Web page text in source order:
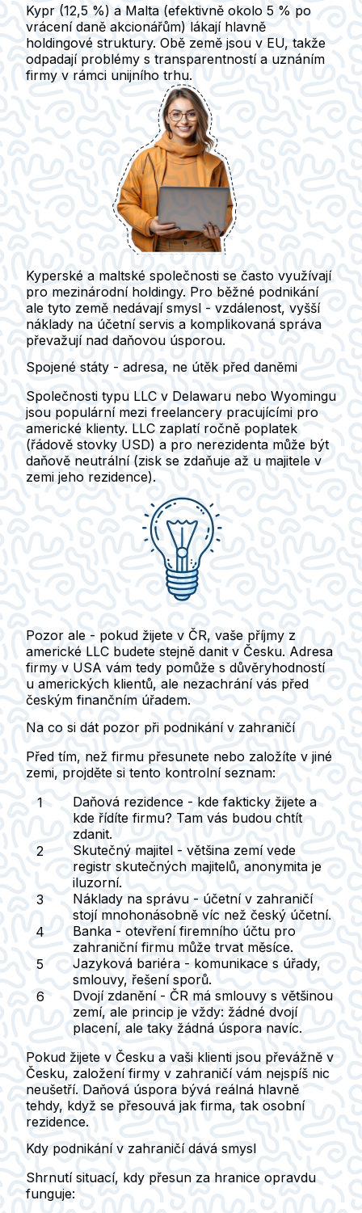
Kypr (12,5 %) a Malta (efektivně okolo 5 % po
vrácení daně akcionářům) lákají hlavně
holdingové struktury. Obě země jsou v EU, takže
odpadají problémy s transparentností a uznáním
firmy v rámci unijního trhu.
Kyperské a maltské společnosti se často využívají
pro mezinárodní holdingy. Pro běžné podnikání
ale tyto země nedávají smysl - vzdálenost, vyšší
náklady na účetní servis a komplikovaná správa
převažují nad daňovou úsporou.
Spojené státy - adresa, ne útěk před daněmi
Společnosti typu LLC v Delawaru nebo Wyomingu
jsou populární mezi freelancery pracujícími pro
americké klienty. LLC zaplatí ročně poplatek
(řádově stovky USD) a pro nerezidenta může být
daňově neutrální (zisk se zdaňuje až u majitele v
zemi jeho rezidence).
Pozor ale - pokud žijete v ČR, vaše příjmy z
americké LLC budete stejně danit v Česku. Adresa
firmy v USA vám tedy pomůže s důvěryhodností
u amerických klientů, ale nezachrání vás před
českým finančním úřadem.
Na co si dát pozor při podnikání v zahraničí
Před tím, než firmu přesunete nebo založíte v jiné
zemi, projděte si tento kontrolní seznam:
Daňová rezidence - kde fakticky žijete a
kde řídíte firmu? Tam vás budou chtít
zdanit.
Skutečný majitel - většina zemí vede
registr skutečných majitelů, anonymita je
iluzorní.
Náklady na správu - účetní v zahraničí
stojí mnohonásobně víc než český účetní.
Banka - otevření firemního účtu pro
zahraniční firmu může trvat měsíce.
Jazyková bariéra - komunikace s úřady,
smlouvy, řešení sporů.
Dvojí zdanění- ČR má smlouvy s většinou
zemí, ale princip je vždy: žádné dvojí
placení, ale taky žádná úspora navíc.
Pokud žijete v Česku a vaši klienti jsou převážně v
Česku, založení firmy v zahraničí vám nejspíš nic
neušetří. Daňová úspora bývá reálná hlavně
tehdy, když se přesouvá jak firma, tak osobní
rezidence.
Kdy podnikání v zahraničí dává smysl
Shrnutí situací, kdy přesun za hranice opravdu
funguje: